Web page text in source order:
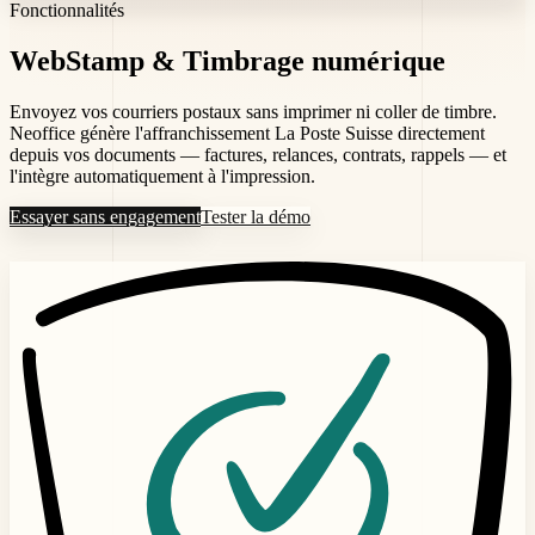
Fonctionnalités
WebStamp & Timbrage numérique
Envoyez vos courriers postaux sans imprimer ni coller de timbre.
Neoffice génère l'affranchissement La Poste Suisse directement
depuis vos documents — factures, relances, contrats, rappels — et
l'intègre automatiquement à l'impression.
Essayer sans engagementTester la démo